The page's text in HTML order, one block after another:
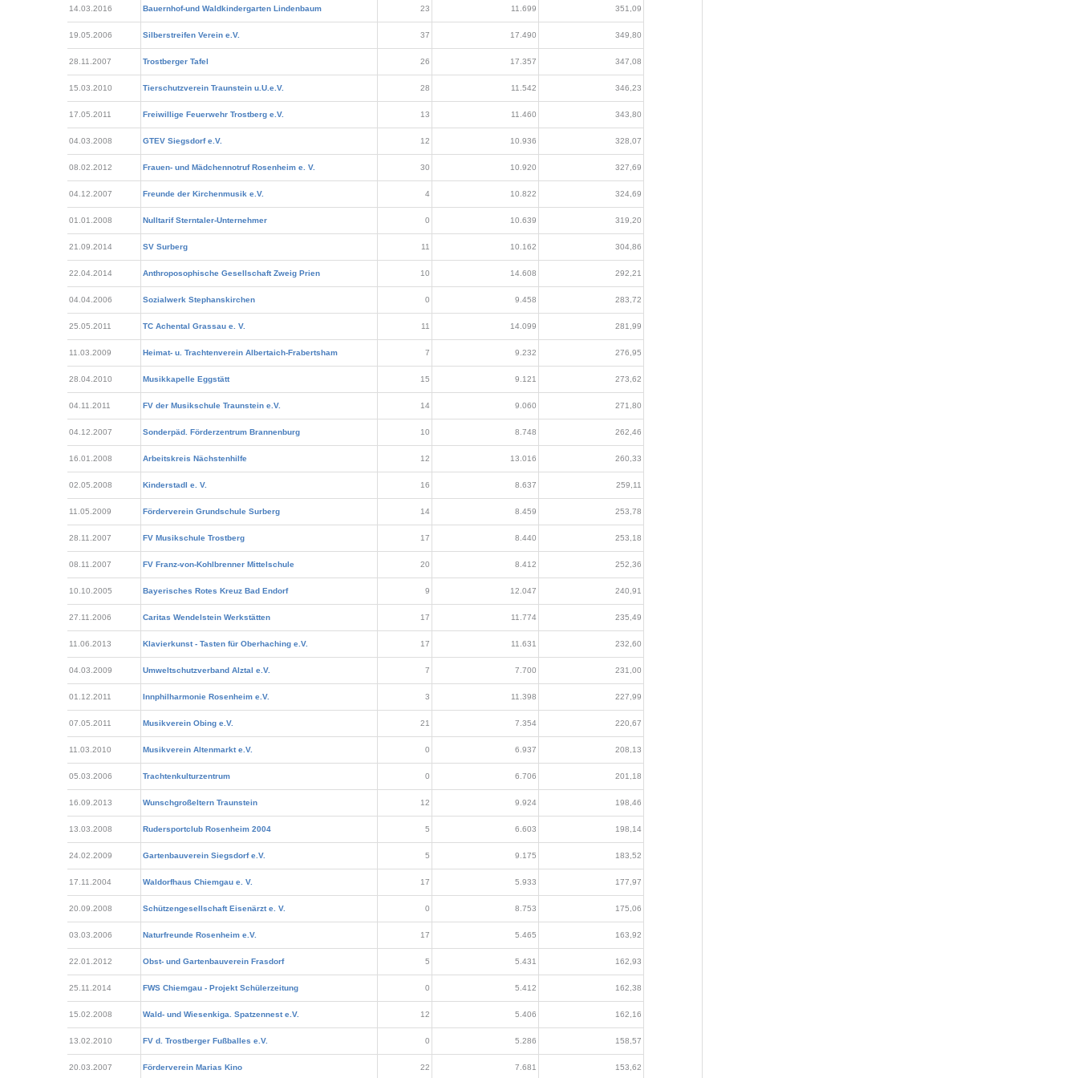
14.03.2016 Bauernhof-und Waldkindergarten Lindenbaum 23 11.699 351,09
19.05.2006 Silberstreifen Verein e.V. 37 17.490 349,80
28.11.2007 Trostberger Tafel 26 17.357 347,08
15.03.2010 Tierschutzverein Traunstein u.U.e.V. 28 11.542 346,23
17.05.2011 Freiwillige Feuerwehr Trostberg e.V. 13 11.460 343,80
04.03.2008 GTEV Siegsdorf e.V. 12 10.936 328,07
08.02.2012 Frauen- und Mädchennotruf Rosenheim e. V. 30 10.920 327,69
04.12.2007 Freunde der Kirchenmusik e.V. 4 10.822 324,69
01.01.2008 Nulltarif Sterntaler-Unternehmer 0 10.639 319,20
21.09.2014 SV Surberg 11 10.162 304,86
22.04.2014 Anthroposophische Gesellschaft Zweig Prien 10 14.608 292,21
04.04.2006 Sozialwerk Stephanskirchen 0 9.458 283,72
25.05.2011 TC Achental Grassau e. V. 11 14.099 281,99
11.03.2009 Heimat- u. Trachtenverein Albertaich-Frabertsham 7 9.232 276,95
28.04.2010 Musikkapelle Eggstätt 15 9.121 273,62
04.11.2011 FV der Musikschule Traunstein e.V. 14 9.060 271,80
04.12.2007 Sonderpäd. Förderzentrum Brannenburg 10 8.748 262,46
16.01.2008 Arbeitskreis Nächstenhilfe 12 13.016 260,33
02.05.2008 Kinderstadl e. V. 16 8.637 259,11
11.05.2009 Förderverein Grundschule Surberg 14 8.459 253,78
28.11.2007 FV Musikschule Trostberg 17 8.440 253,18
08.11.2007 FV Franz-von-Kohlbrenner Mittelschule 20 8.412 252,36
10.10.2005 Bayerisches Rotes Kreuz Bad Endorf 9 12.047 240,91
27.11.2006 Caritas Wendelstein Werkstätten 17 11.774 235,49
11.06.2013 Klavierkunst - Tasten für Oberhaching e.V. 17 11.631 232,60
04.03.2009 Umweltschutzverband Alztal e.V. 7 7.700 231,00
01.12.2011 Innphilharmonie Rosenheim e.V. 3 11.398 227,99
07.05.2011 Musikverein Obing e.V. 21 7.354 220,67
11.03.2010 Musikverein Altenmarkt e.V. 0 6.937 208,13
05.03.2006 Trachtenkulturzentrum 0 6.706 201,18
16.09.2013 Wunschgroßeltern Traunstein 12 9.924 198,46
13.03.2008 Rudersportclub Rosenheim 2004 5 6.603 198,14
24.02.2009 Gartenbauverein Siegsdorf e.V. 5 9.175 183,52
17.11.2004 Waldorfhaus Chiemgau e. V. 17 5.933 177,97
20.09.2008 Schützengesellschaft Eisenärzt e. V. 0 8.753 175,06
03.03.2006 Naturfreunde Rosenheim e.V. 17 5.465 163,92
22.01.2012 Obst- und Gartenbauverein Frasdorf 5 5.431 162,93
25.11.2014 FWS Chiemgau - Projekt Schülerzeitung 0 5.412 162,38
15.02.2008 Wald- und Wiesenkiga. Spatzennest e.V. 12 5.406 162,16
13.02.2010 FV d. Trostberger Fußballes e.V. 0 5.286 158,57
20.03.2007 Förderverein Marias Kino 22 7.681 153,62